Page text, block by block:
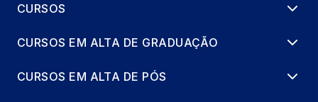
CURSOS
CURSOS EM ALTA DE GRADUAÇÃO
CURSOS EM ALTA DE PÓS